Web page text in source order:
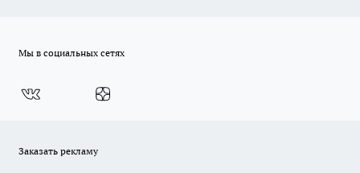
Мы в социальных сетях
Заказать рекламу